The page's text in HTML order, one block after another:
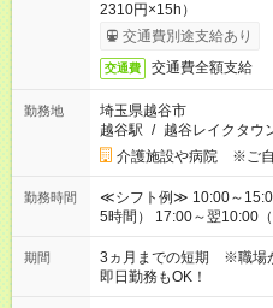
2310円×15h）
交通費別途支給あり
交通費 交通費全額支給
勤務地
埼玉県越谷市
越谷駅 / 越谷レイクタウ
介護施設や病院 ※ご自
勤務時間
≪シフト例≫ 10:00～
5時間） 17:00～翌10:00（実働15時
働く時間は調整できます
期間
3ヵ月までの短期 ※職場
即日勤務もOK！